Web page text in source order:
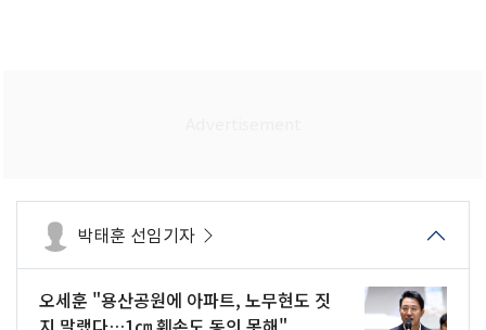
박태훈 선임기자
오세훈 "용산공원에 아파트, 노무현도 짓